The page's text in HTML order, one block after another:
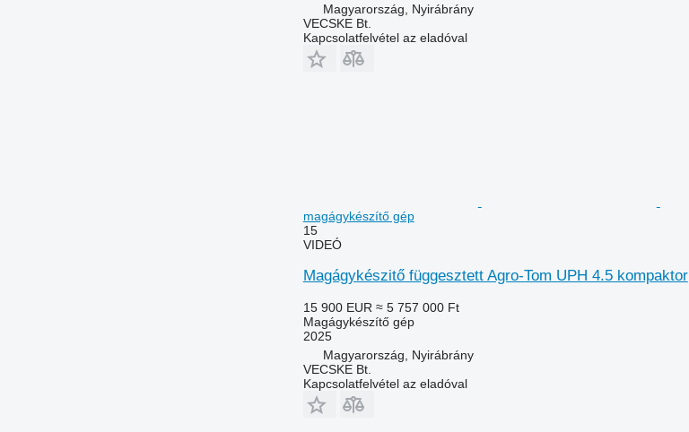
Magyarország, Nyirábrány
VECSKE Bt.
Kapcsolatfelvétel az eladóval
magágykészítő gép
15
VIDEÓ
Magágykészitő függesztett Agro-Tom UPH 4.5 kompaktor
15 900 EUR ≈ 5 757 000 Ft
Magágykészítő gép
2025
Magyarország, Nyirábrány
VECSKE Bt.
Kapcsolatfelvétel az eladóval